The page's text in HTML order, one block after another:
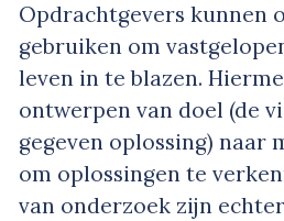
Opdrachtgevers kunnen
gebruiken om
leven in te blazen.
ontwerpen van doel (de
gegeven oplossing) naar
om oplossingen te
van onderzoek zijn